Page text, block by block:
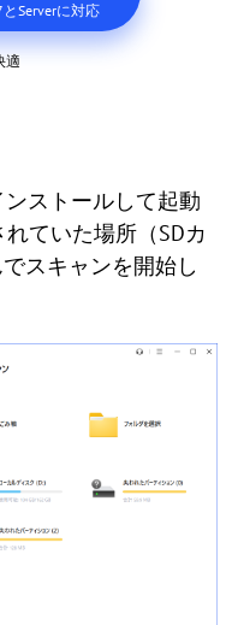
Serverに対応
適
ンストールして起動
ていた場所（SDカ
スキャンを開始し